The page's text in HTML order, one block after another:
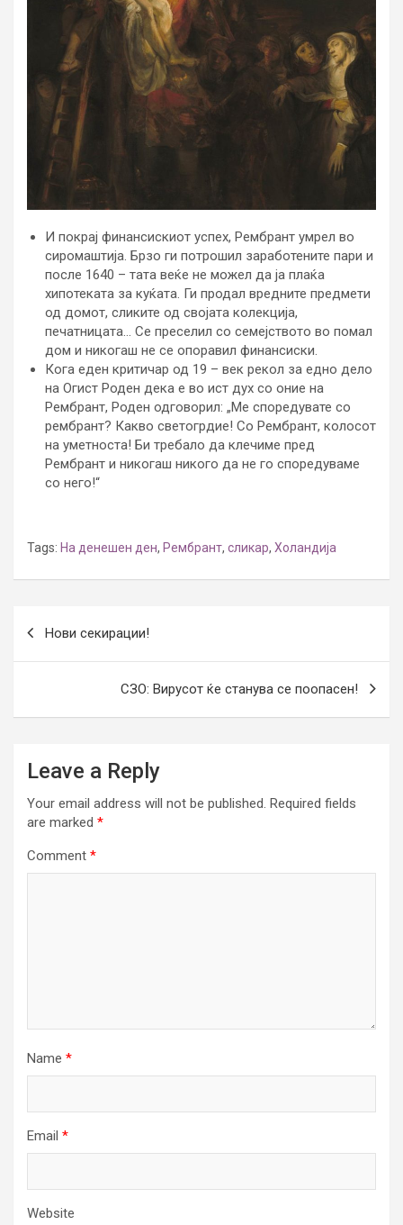
И покрај финансискиот успех, Рембрант умрел во
сиромаштија. Брзо ги потрошил заработените пари и
после 1640 – тата веќе не можел да ја плаќа
хипотеката за куќата. Ги продал вредните предмети
од домот, сликите од својата колекција,
печатницата… Се преселил со семејството во помал
дом и никогаш не се опоравил финансиски.
Кога еден критичар од 19 – век рекол за едно дело
на Огист Роден дека е во ист дух со оние на
Рембрант, Роден одговорил: „Ме споредувате со
рембрант? Какво светогрдие! Со Рембрант, колосот
на уметноста! Би требало да клечиме пред
Рембрант и никогаш никого да не го споредуваме
со него!“
Tags: На денешен ден, Рембрант, сликар, Холандија
navigation
Нови секирации!
СЗО: Вирусот ќе станува се поопасен!
Leave a Reply
Your email address will not be published. Required fields
are marked *
Comment *
Name *
Email *
Website